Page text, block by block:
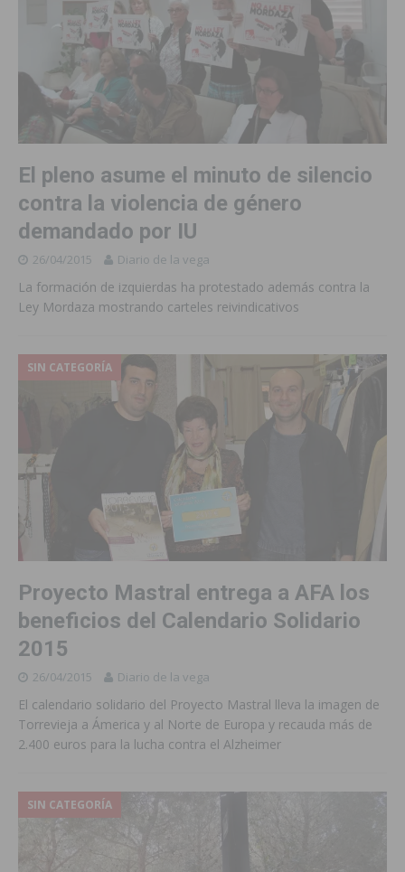
El pleno asume el minuto de silencio
contra la violencia de género
demandado por IU
26/04/2015 Diario de la vega
La formación de izquierdas ha protestado además contra la
Ley Mordaza mostrando carteles reivindicativos
SIN CATEGORÍA
Proyecto Mastral entrega a AFA los
beneficios del Calendario Solidario
2015
26/04/2015 Diario de la vega
El calendario solidario del Proyecto Mastral lleva la imagen de
Torrevieja a Ámerica y al Norte de Europa y recauda más de
2.400 euros para la lucha contra el Alzheimer
SIN CATEGORÍA